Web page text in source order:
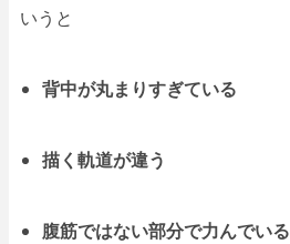
いうと
背中が丸まりすぎている
描く軌道が違う
腹筋ではない部分で力んでいる